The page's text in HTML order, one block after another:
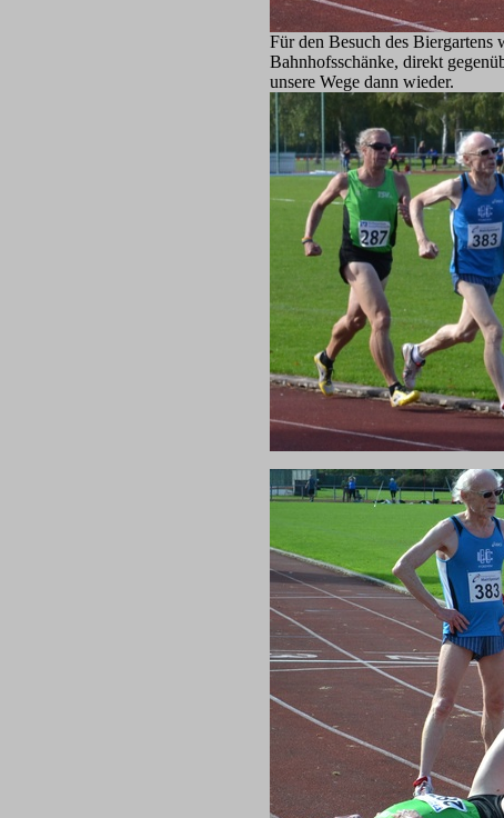
Für den Besuch des Biergartens
Bahnhofsschänke, direkt
unsere Wege dann wieder.